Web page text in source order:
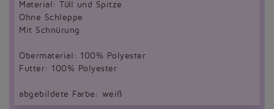
Material: Tüll und Spitze
Ohne Schleppe
Mit Schnürung
Obermaterial: 100% Polyester
Futter: 100% Polyester
abgebildete Farbe: weiß